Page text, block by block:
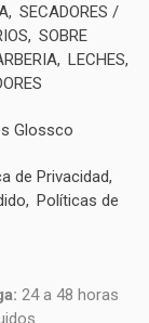
SECADORES /
SOBRE
LECHES,
Glossco
de Privacidad
Políticas de
24 a 48 horas